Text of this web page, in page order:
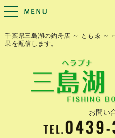
千葉県三島湖の釣舟店 ～ ともゑ ～
果を配信します。
お問い